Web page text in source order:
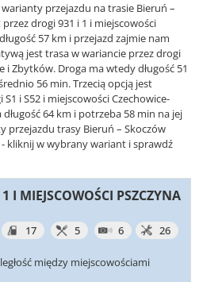
warianty przejazdu na trasie Bieruń –
drogi 931 i 1 i miejscowości
57 km i przejazd zajmie nam
jest trasa w wariancie przez drogi
i Zbytków. Droga ma wtedy długość 51
56 min. Trzecią opcją jest
i S52 i miejscowości Czechowice-
długość 64 km i potrzeba 58 min na jej
przejazdu trasy Bieruń – Skoczów
kliknij w wybrany wariant i sprawdź
I MIEJSCOWOŚCI PSZCZYNA
17 5 6 26
między miejscowościami